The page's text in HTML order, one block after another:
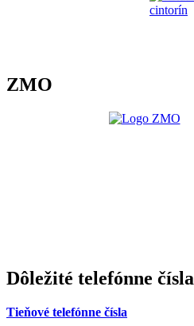
ZMO
Dôležité telefónne čísla
Tieňové telefónne čísla